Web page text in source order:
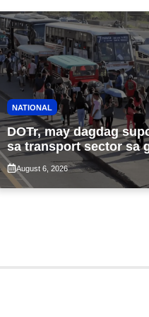
NATIONAL
DOTr, may dagdag
sa transport sector sa
ng patuloy na
ng taas-pasahe
August 6, 2026